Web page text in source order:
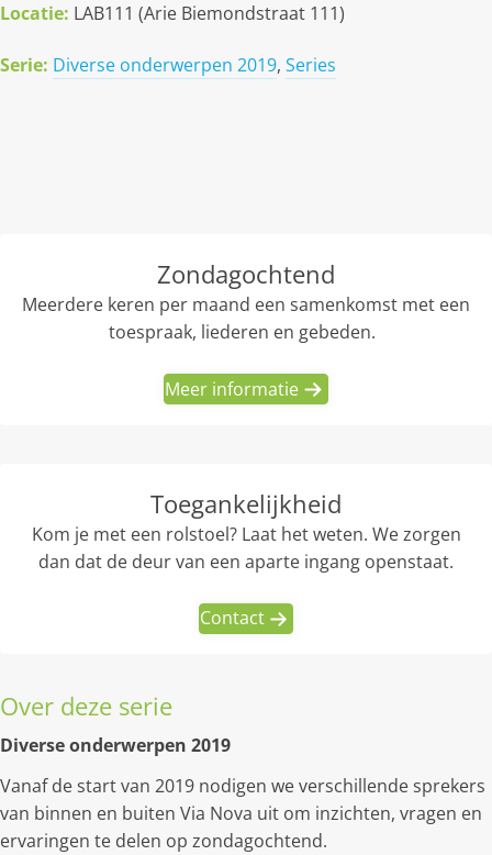
Locatie: LAB111 (Arie Biemondstraat 111)
Serie: Diverse onderwerpen 2019, Series
Zondagochtend
Meerdere keren per maand een samenkomst met een
toespraak, liederen en gebeden.
Meer informatie
Toegankelijkheid
Kom je met een rolstoel? Laat het weten. We zorgen
dan dat de deur van een aparte ingang openstaat.
Contact
Over deze serie
Diverse onderwerpen 2019
Vanaf de start van 2019 nodigen we verschillende sprekers
van binnen en buiten Via Nova uit om inzichten, vragen en
ervaringen te delen op zondagochtend.